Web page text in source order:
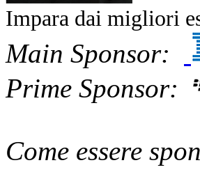
Impara dai migliori
Main Sponsor:
Prime Sponsor:
Come essere